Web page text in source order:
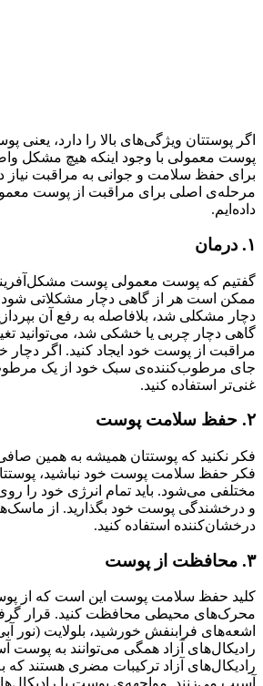
اگر پوستتان ویژگی‌های بالا را دارد، یعنی
پوست معمولی با وجود اینکه هیچ مشکل
برای حفظ سلامت و جوانی به مراقبت نیاز
مرحله‌ی اصلی برای مراقبت از پوست
داده‌ایم.
۱. درمان
گفتیم که پوست معمولی پوست
ممکن است هر از گاهی دچار مشکلاتی
دچار مشکلی شد، بلافاصله به رفع آن
گاهی دچار چربی یا خشکی شد، می‌توانید
مراقبت از پوست خود ایجاد کنید. اگر
جای مرطوب‌کننده‌ی سبک خود از یک
غنی‌تر استفاده کنید.
۲. حفظ سلامت پوست
فکر نکنید که پوستتان همیشه به همین
فکر حفظ سلامت پوست خود نباشید،
مختلفی می‌شود. باید تمام انرژی خود را
و درخشندگی پوست خود بگذارید. از
درخشان‌کننده استفاده کنید.
۳. محافظت از پوست
کلید حفظ سلامت پوست این است که از
محرک‌های محیطی محافظت کنید. قرار
اشعه‌های فرابنفش خورشید، بلولایت (نور
رادیکال‌های آزاد همگی می‌توانند به پوست
رادیکال‌های آزاد ترکیبات مضری هستند